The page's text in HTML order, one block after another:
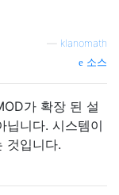
klanomath
소스
가 확장 된 설
닙니다. 시스템이
것입니다.